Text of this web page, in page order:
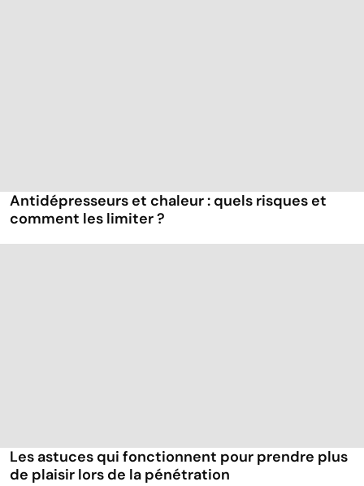
Antidépresseurs et chaleur : quels risques et
comment les limiter ?
Les astuces qui fonctionnent pour prendre plus
de plaisir lors de la pénétration